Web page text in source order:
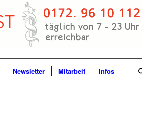
Newsletter Mitarbeit Infos